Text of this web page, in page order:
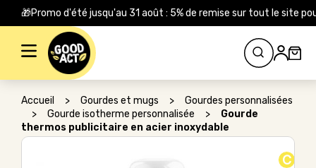
🎁Promo d'été jusqu'au 31 août : 5% de remise sur tout le site
Rechercher :
Accueil > Gourdes et mugs >
Gourdes personnalisées
>
Gourde isotherme personnalisée >
Gourde
thermos publicitaire en acier inoxydable
C